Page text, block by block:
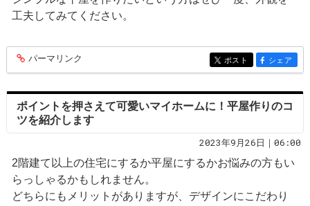
工夫してみてください。
entry272
パーマリンク entry272
ポスト entry272
シェア
ポイントを押さえて可愛いマイホームに！平屋作りのコ
ツを紹介します
2023年9月26日｜06:00
2階建て以上の住宅にするか平屋にするかお悩みの方もい
らっしゃるかもしれません。
どちらにもメリットがありますが、デザインにこだわり